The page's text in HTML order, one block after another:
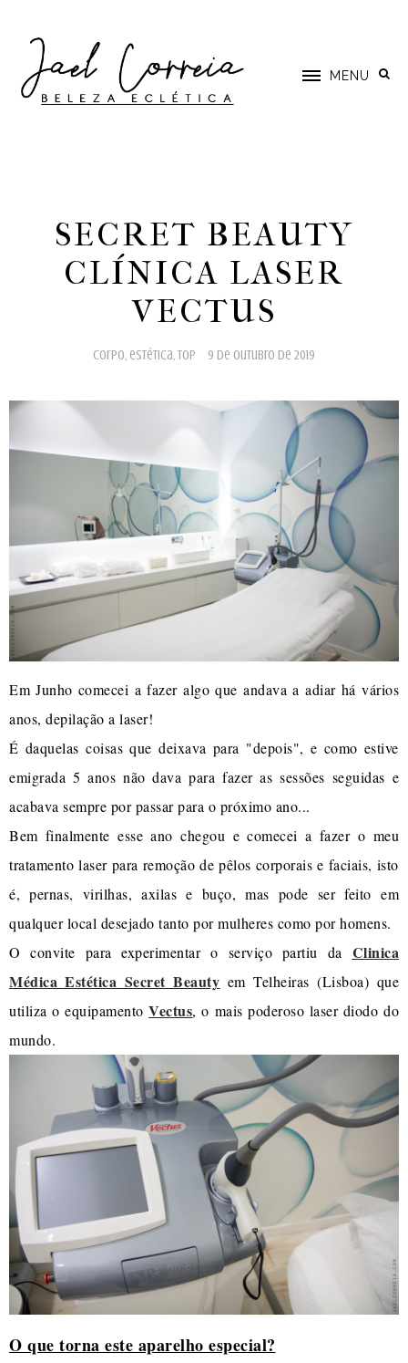
MENU
SECRET BEAUTY
CLÍNICA LASER
VECTUS
corpo, estética,top 9 de outubro de 2019
Em Junho comecei a fazer algo que andava a adiar há vários
anos, depilação a laser!
É daquelas coisas que deixava para "depois", e como estive
emigrada 5 anos não dava para fazer as sessões seguidas e
acabava sempre por passar para o próximo ano...
Bem finalmente esse ano chegou e comecei a fazer o meu
tratamento laser para remoção de pêlos corporais e faciais, isto
é, pernas, virilhas, axilas e buço, mas pode ser feito em
qualquer local desejado tanto por mulheres como por homens.
O convite para experimentar o serviço partiu da Clinica
Médica Estética Secret Beauty em Telheiras (Lisboa) que
utiliza o equipamentoVectus, o mais poderoso laser diodo do
mundo.
O que torna este aparelho especial?